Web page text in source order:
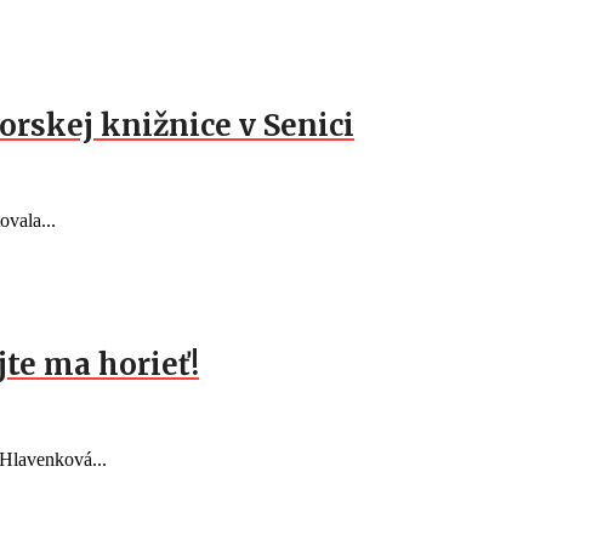
knižnice v Senici
ma horieť!